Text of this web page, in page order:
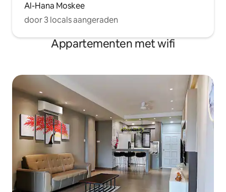
Al-Hana Moskee
door 3 locals aangeraden
Appartementen met wifi